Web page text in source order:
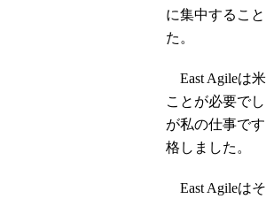
に集中するこ
た。
East Agileは
ことが必要で
が私の仕事で
格しました。
East Agileは